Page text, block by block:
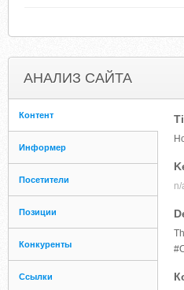
АНАЛИЗ САЙТА
Контент
Информер
Посетители
Позиции
Конкуренты
Ссылки
n/